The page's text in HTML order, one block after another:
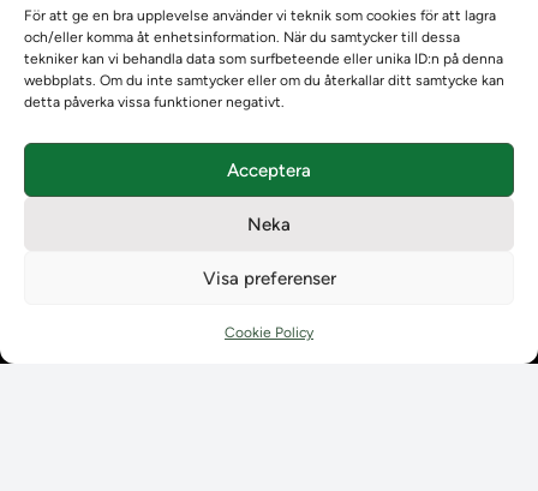
För att ge en bra upplevelse använder vi teknik som cookies för att lagra
och/eller komma åt enhetsinformation. När du samtycker till dessa
tekniker kan vi behandla data som surfbeteende eller unika ID:n på denna
webbplats. Om du inte samtycker eller om du återkallar ditt samtycke kan
detta påverka vissa funktioner negativt.
Acceptera
Neka
Visa preferenser
Cookie Policy
Om Ladokkonsortiet
Ladokkonsortiet internationellt
Vision, strategi och produktplan
Teamens sammansättning och arbetet på Ladokkonsortiet
Användarkontakter
Policyer och dokument
Kontaktuppgifter till lärosätenas Ladoksupport
Kontaktuppgifter till Ladokkonsortiet